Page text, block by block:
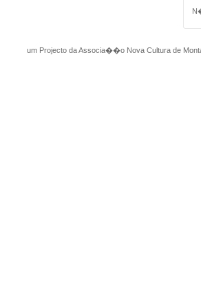
um Projecto da Associa��o Nova Cultura de